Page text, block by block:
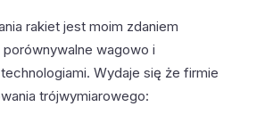
rakiet jest moim zdaniem
wagowo i
Wydaje się że firmie
trójwymiarowego: